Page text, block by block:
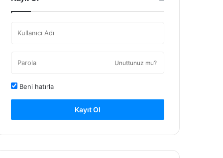
Unuttunuz mu?
Beni hatırla
Kayıt Ol